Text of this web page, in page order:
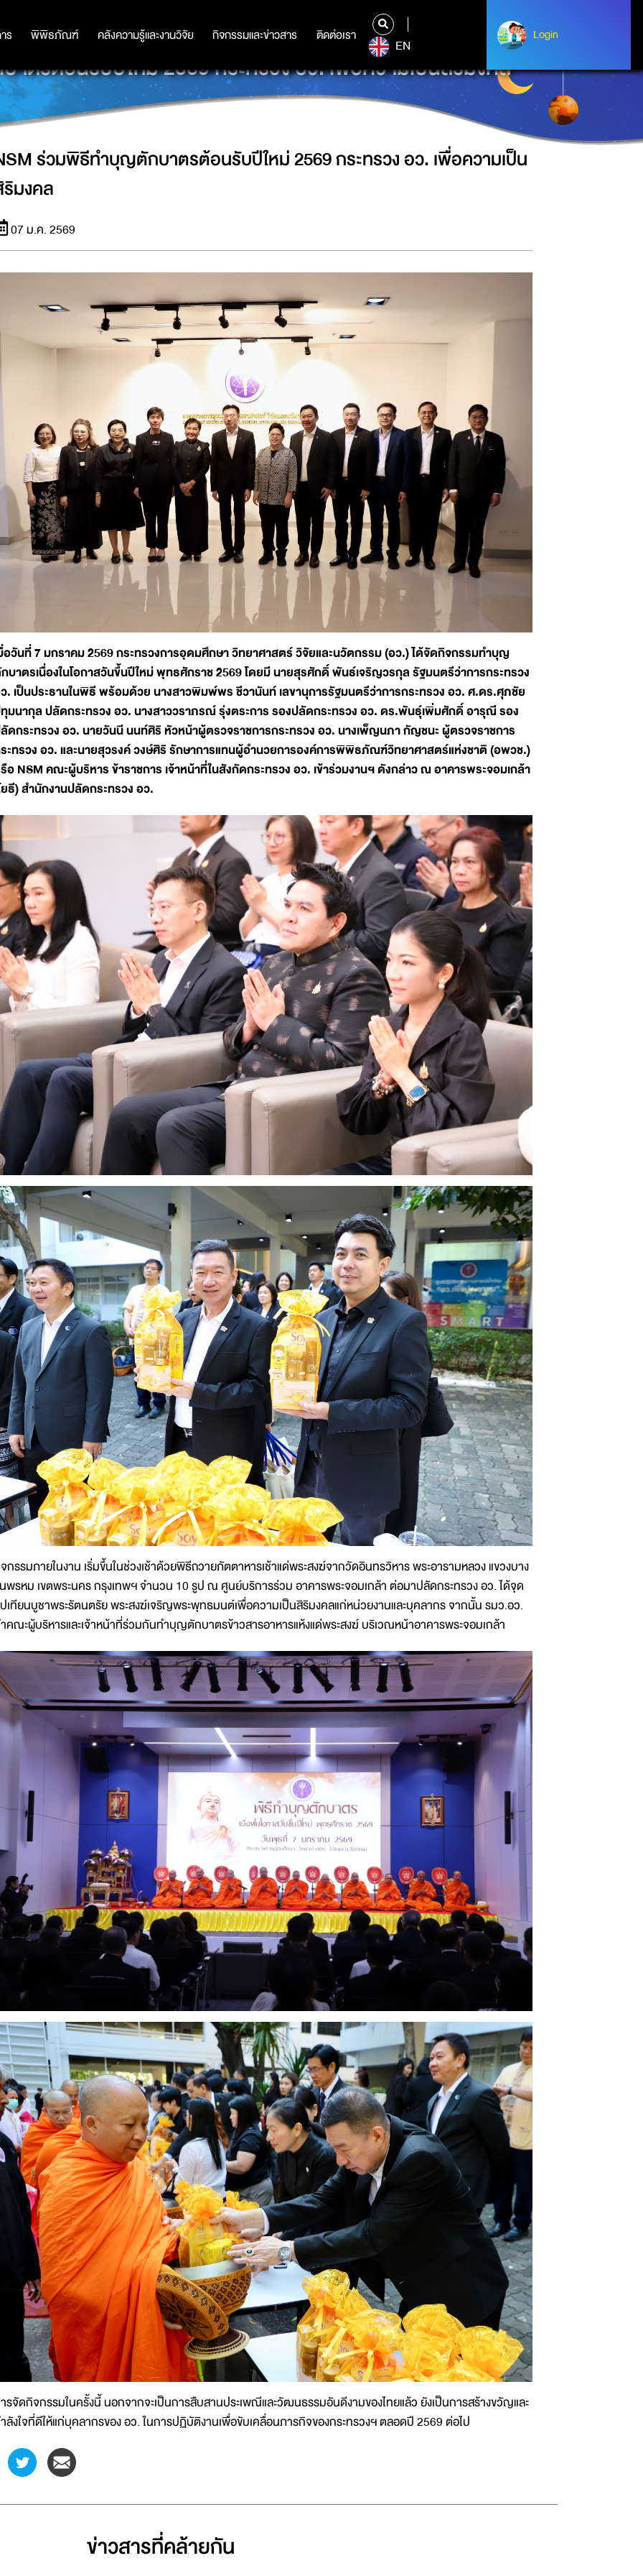
ร พิพิธภัณฑ์ คลังความรู้และงานวิจัย กิจกรรมและข่าวสาร ติดต่อเรา
ร พิพิธภัณฑ์ คลังความรู้และงานวิจัย กิจกรรมและข่าวสาร ติดต่อเรา
EN
Login
Login
ตรต้อนรับปีใหม่ 2569 กระทรวง อว. เพื่อความเป็นสิริมงคล
ร่วมพิธีทำบุญตักบาตรต้อนรับปีใหม่ 2569 กระทรวง อว. เพื่อความเป็น
มงคล
07 ม.ค. 2569
อวันที่ 7 มกราคม 2569 กระทรวงการอุดมศึกษา วิทยาศาสตร์ วิจัยและนวัตกรรม (อว.) ได้จัดกิจกรรมทำบุญ
บาตรเนื่องในโอกาสวันขึ้นปีใหม่ พุทธศักราช 2569 โดยมี นายสุรศักดิ์ พันธ์เจริญวรกุล รัฐมนตรีว่าการกระทรวง
. เป็นประธานในพิธี พร้อมด้วย นางสาวพิมพ์พร ชีวานันท์ เลขานุการรัฐมนตรีว่าการกระทรวง อว. ศ.ดร.ศุภชัย
มนากุล ปลัดกระทรวง อว. นางสาววราภรณ์ รุ่งตระการ รองปลัดกระทรวง อว. ดร.พันธุ์เพิ่มศักดิ์ อารุณี รอง
ดกระทรวง อว. นายวันนี นนท์ศิริ หัวหน้าผู้ตรวจราชการกระทรวง อว. นางเพ็ญนภา กัญชนะ ผู้ตรวจราชการ
ะทรวง อว. และนายสุวรงค์ วงษ์ศิริ รักษาการแทนผู้อำนวยการองค์การพิพิธภัณฑ์วิทยาศาสตร์แห่งชาติ (อพวช.)
อ NSM คณะผู้บริหาร ข้าราชการ เจ้าหน้าที่ในสังกัดกระทรวง อว. เข้าร่วมงานฯ ดังกล่าว ณ อาคารพระจอมเกล้า
ยธี) สำนักงานปลัดกระทรวง อว.
กรรมภายในงาน เริ่มขึ้นในช่วงเช้าด้วยพิธีถวายภัตตาหารเช้าแด่พระสงฆ์จากวัดอินทรวิหาร พระอารามหลวง แขวงบาง
พรหม เขตพระนคร กรุงเทพฯ จำนวน 10 รูป ณ ศูนย์บริการร่วม อาคารพระจอมเกล้า ต่อมาปลัดกระทรวง อว. ได้จุด
เทียนบูชาพระรัตนตรัย พระสงฆ์เจริญพระพุทธมนต์เพื่อความเป็นสิริมงคลแก่หน่วยงานและบุคลากร จากนั้น รมว.อว.
คณะผู้บริหารและเจ้าหน้าที่ร่วมกันทำบุญตักบาตรข้าวสารอาหารแห้งแด่พระสงฆ์ บริเวณหน้าอาคารพระจอมเกล้า
รจัดกิจกรรมในครั้งนี้ นอกจากจะเป็นการสืบสานประเพณีและวัฒนธรรมอันดีงามของไทยแล้ว ยังเป็นการสร้างขวัญและ
ลังใจที่ดีให้แก่บุคลากรของ อว. ในการปฏิบัติงานเพื่อขับเคลื่อนภารกิจของกระทรวงฯ ตลอดปี 2569 ต่อไป
ข่าวสารที่่คล้ายกัน